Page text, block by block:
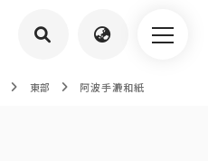
東部 阿波手漉和紙